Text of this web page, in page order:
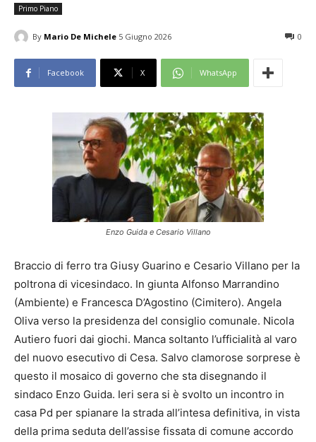
Primo Piano
By Mario De Michele 5 Giugno 2026 0
Facebook X WhatsApp
Enzo Guida e Cesario Villano
Braccio di ferro tra Giusy Guarino e Cesario Villano per la
poltrona di vicesindaco. In giunta Alfonso Marrandino
(Ambiente) e Francesca D’Agostino (Cimitero). Angela
Oliva verso la presidenza del consiglio comunale. Nicola
Autiero fuori dai giochi. Manca soltanto l’ufficialità al varo
del nuovo esecutivo di Cesa. Salvo clamorose sorprese è
questo il mosaico di governo che sta disegnando il
sindaco Enzo Guida. Ieri sera si è svolto un incontro in
casa Pd per spianare la strada all’intesa definitiva, in vista
della prima seduta dell’assise fissata di comune accordo